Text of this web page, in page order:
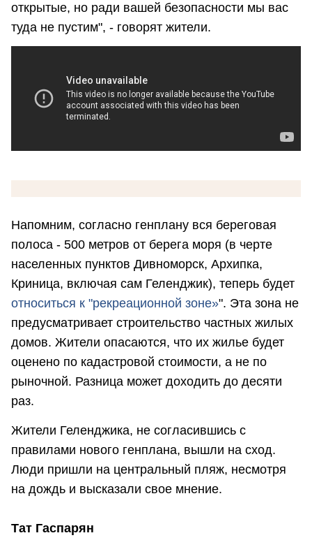
открытые, но ради вашей безопасности мы вас
туда не пустим", - говорят жители.
Напомним, согласно генплану вся береговая
полоса - 500 метров от берега моря (в черте
населенных пунктов Дивноморск, Архипка,
Криница, включая сам Геленджик), теперь будет
относиться к "рекреационной зоне»". Эта зона не
предусматривает строительство частных жилых
домов. Жители опасаются, что их жилье будет
оценено по кадастровой стоимости, а не по
рыночной. Разница может доходить до десяти
раз.
Жители Геленджика, не согласившись с
правилами нового генплана, вышли на сход.
Люди пришли на центральный пляж, несмотря
на дождь и высказали свое мнение.
Тат Гаспарян